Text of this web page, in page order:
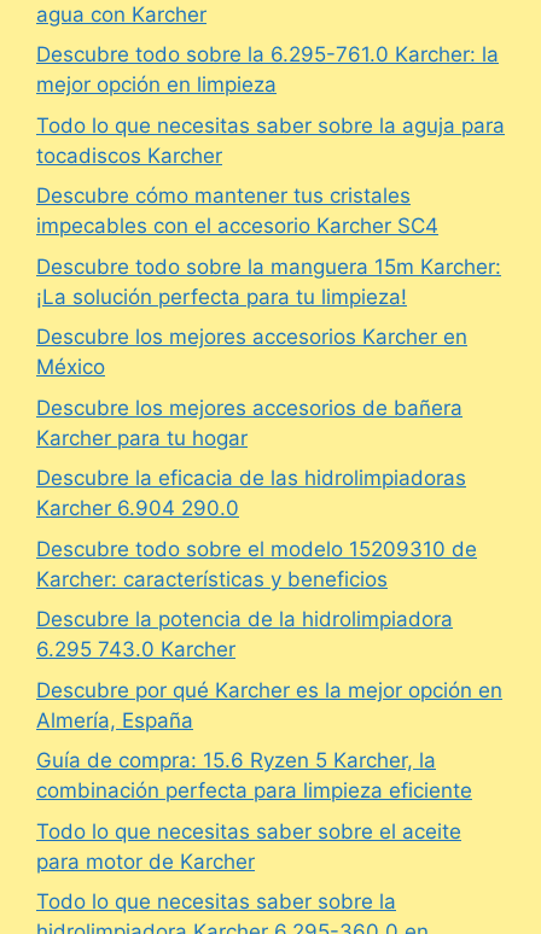
agua con Karcher
Descubre todo sobre la 6.295-761.0 Karcher: la
mejor opción en limpieza
Todo lo que necesitas saber sobre la aguja para
tocadiscos Karcher
Descubre cómo mantener tus cristales
impecables con el accesorio Karcher SC4
Descubre todo sobre la manguera 15m Karcher:
¡La solución perfecta para tu limpieza!
Descubre los mejores accesorios Karcher en
México
Descubre los mejores accesorios de bañera
Karcher para tu hogar
Descubre la eficacia de las hidrolimpiadoras
Karcher 6.904 290.0
Descubre todo sobre el modelo 15209310 de
Karcher: características y beneficios
Descubre la potencia de la hidrolimpiadora
6.295 743.0 Karcher
Descubre por qué Karcher es la mejor opción en
Almería, España
Guía de compra: 15.6 Ryzen 5 Karcher, la
combinación perfecta para limpieza eficiente
Todo lo que necesitas saber sobre el aceite
para motor de Karcher
Todo lo que necesitas saber sobre la